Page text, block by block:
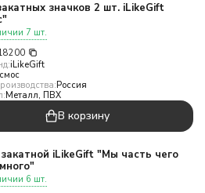
значков 2 шт. iLikeGift
7 шт.
iLikeGift
Россия
Металл, ПВХ
В корзину
iLikeGift "Мы часть чего
6 шт.